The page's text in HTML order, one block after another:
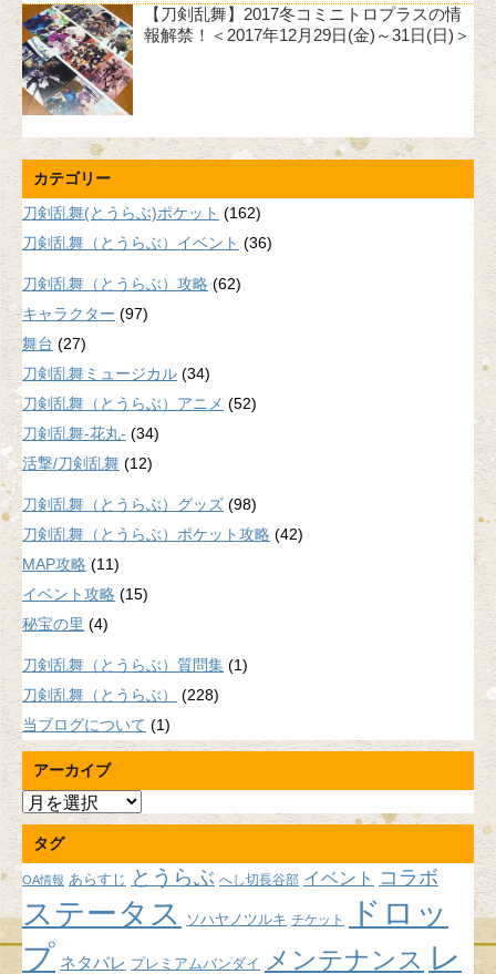
【刀剣乱舞】2017冬コミニトロプラスの情
報解禁！＜2017年12月29日(金)～31日(日)＞
カテゴリー
刀剣乱舞(とうらぶ)ポケット (162)
刀剣乱舞（とうらぶ）イベント (36)
刀剣乱舞（とうらぶ）攻略 (62)
キャラクター (97)
舞台 (27)
刀剣乱舞ミュージカル (34)
刀剣乱舞（とうらぶ）アニメ (52)
刀剣乱舞-花丸- (34)
活撃/刀剣乱舞 (12)
刀剣乱舞（とうらぶ）グッズ (98)
刀剣乱舞（とうらぶ）ポケット攻略 (42)
MAP攻略 (11)
イベント攻略 (15)
秘宝の里 (4)
刀剣乱舞（とうらぶ）質問集 (1)
刀剣乱舞（とうらぶ）
(228)
当ブログについて (1)
アーカイブ
ア
ー
カ
イ
ブ
タグ
OA情報 あらすじ とうらぶ へし切長谷部 イベント コラボ
ステータス ソハヤノツルキ チケット
ドロッ
プ ネタバレ プレミアムバンダイ メンテナンス レ